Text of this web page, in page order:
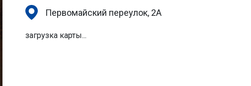
Первомайский переулок, 2А
загрузка карты...